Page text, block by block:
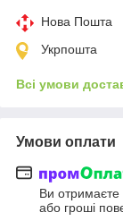
Нова Пошта
Укрпошта
Всі умови
Умови оплати
Ви
або гроші